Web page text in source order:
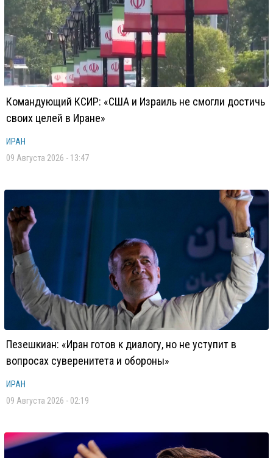
Командующий КСИР: «США и Израиль не смогли достичь
своих целей в Иране»
ИРАН
09 Августа 2026 - 13:47
Пезешкиан: «Иран готов к диалогу, но не уступит в
вопросах суверенитета и обороны»
ИРАН
09 Августа 2026 - 02:19